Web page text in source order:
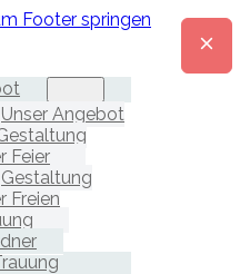
Footer springen
Unser Angebot
Feier
Gestaltung
Freien